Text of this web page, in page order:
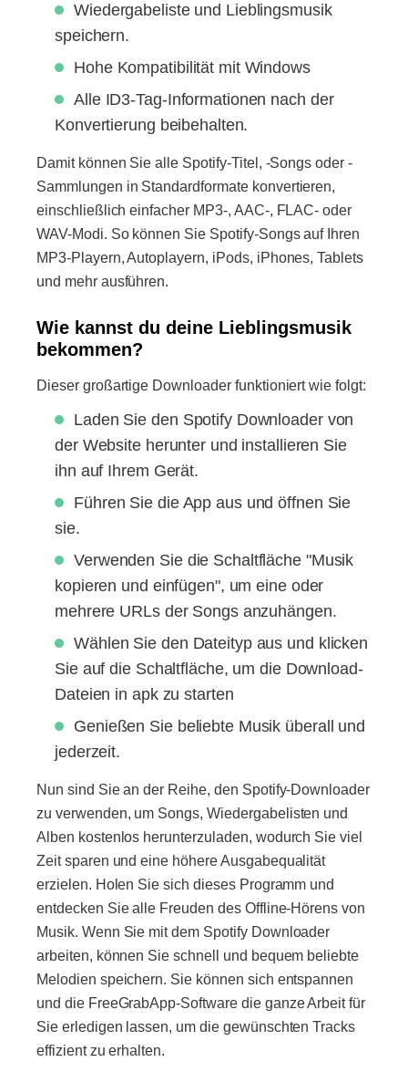
Wiedergabeliste und Lieblingsmusik
speichern.
Hohe Kompatibilität mit Windows
Alle ID3-Tag-Informationen nach der
Konvertierung beibehalten.
Damit können Sie alle Spotify-Titel, -Songs oder -
Sammlungen in Standardformate konvertieren,
einschließlich einfacher MP3-, AAC-, FLAC- oder
WAV-Modi. So können Sie Spotify-Songs auf Ihren
MP3-Playern, Autoplayern, iPods, iPhones, Tablets
und mehr ausführen.
Wie kannst du deine Lieblingsmusik
bekommen?
Dieser großartige Downloader funktioniert wie folgt:
Laden Sie den Spotify Downloader von
der Website herunter und installieren Sie
ihn auf Ihrem Gerät.
Führen Sie die App aus und öffnen Sie
sie.
Verwenden Sie die Schaltfläche "Musik
kopieren und einfügen", um eine oder
mehrere URLs der Songs anzuhängen.
Wählen Sie den Dateityp aus und klicken
Sie auf die Schaltfläche, um die Download-
Dateien in apk zu starten
Genießen Sie beliebte Musik überall und
jederzeit.
Nun sind Sie an der Reihe, den Spotify-Downloader
zu verwenden, um Songs, Wiedergabelisten und
Alben kostenlos herunterzuladen, wodurch Sie viel
Zeit sparen und eine höhere Ausgabequalität
erzielen. Holen Sie sich dieses Programm und
entdecken Sie alle Freuden des Offline-Hörens von
Musik. Wenn Sie mit dem Spotify Downloader
arbeiten, können Sie schnell und bequem beliebte
Melodien speichern. Sie können sich entspannen
und die FreeGrabApp-Software die ganze Arbeit für
Sie erledigen lassen, um die gewünschten Tracks
effizient zu erhalten.